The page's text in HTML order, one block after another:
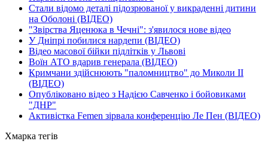
Стали відомо деталі підозрюваної у викраденні дитини
на Оболоні (ВІДЕО)
"Звірства Яценюка в Чечні": з'явилося нове відео
У Дніпрі побилися нардепи (ВІДЕО)
Відео масової бійки підлітків у Львові
Воїн АТО вдарив генерала (ВІДЕО)
Кримчани здійснюють "паломництво" до Миколи ІІ
(ВІДЕО)
Опубліковано відео з Надією Савченко і бойовиками
"ДНР"
Активістка Femen зірвала конференцію Ле Пен (ВІДЕО)
Хмарка тегів